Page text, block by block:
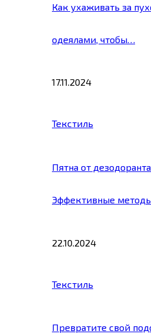
Как ухаживать за
одеялами, чтобы…
17.11.2024
Текстиль
Пятна от
Эффективные
22.10.2024
Текстиль
Превратите свой